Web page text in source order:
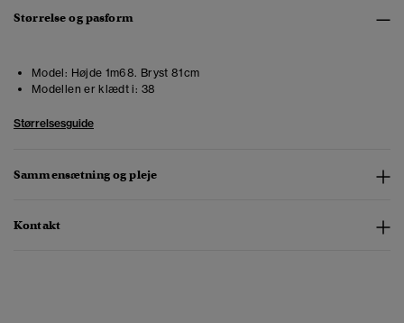
Størrelse og pasform
Model: Højde 1m68. Bryst 81cm
Modellen er klædt i: 38
Størrelsesguide
Sammensætning og pleje
Kontakt